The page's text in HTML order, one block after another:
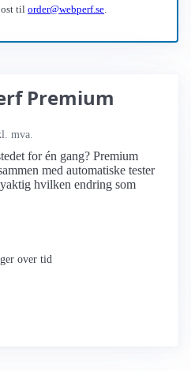
til order@webperf.se
Premium
mva.
for én gang? Premium
med automatiske tester
hvilken endring som
over tid